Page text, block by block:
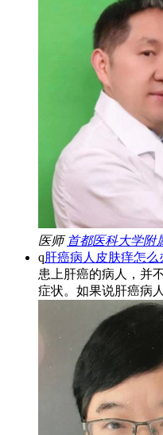
医师 首都医科大学附
q肝癌病人皮肤痒怎么
患上肝癌的病人，并
症状。如果说肝癌病